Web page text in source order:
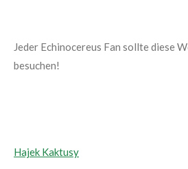
Jeder Echinocereus Fan sollte diese
besuchen!
Hajek Kaktusy